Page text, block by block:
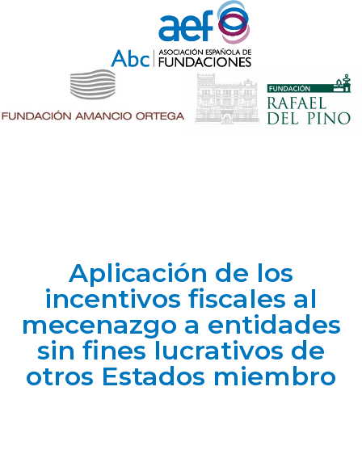
Aplicación de los
incentivos fiscales al
mecenazgo a entidades
sin fines lucrativos de
otros Estados miembro